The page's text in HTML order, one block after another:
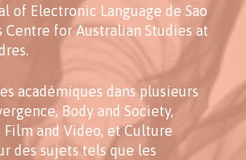
of Electronic Language de Sao
Centre for Australian Studies at
académiques dans plusieurs
Body and Society,
and Video, et Culture
des sujets tels que les